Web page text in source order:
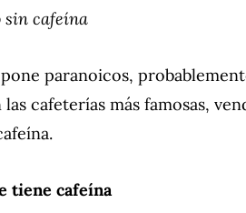
sin cafeína
paranoicos,
cafeterías más famosas,
tiene cafeína